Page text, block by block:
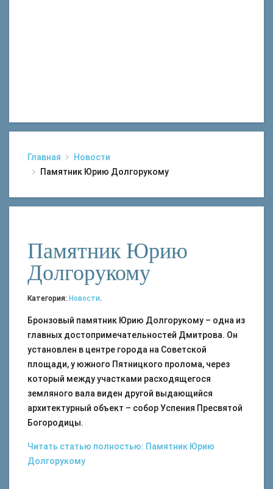
Главная
Новости
Памятник Юрию Долгорукому
Памятник Юрию
Долгорукому
Категория: Новости.
Бронзовый памятник Юрию Долгорукому – одна из
главных достопримечательностей Дмитрова. Он
установлен в центре города на Советской
площади, у южного Пятницкого пролома, через
который между участками расходящегося
земляного вала виден другой выдающийся
архитектурный объект – собор Успения Пресвятой
Богородицы.
Читать статью полностью: Памятник Юрию
Долгорукому